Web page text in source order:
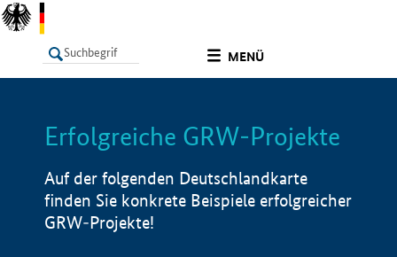
MENÜ
LISTE Info
Erfolgreiche GRW-Projekte
Auf der folgenden Deutschlandkarte
finden Sie konkrete Beispiele erfolgreicher
GRW-Projekte!